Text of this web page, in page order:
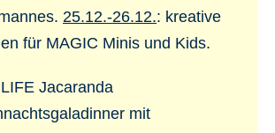
25.12.-26.12.: kreative
für MAGIC Minis und Kids.
Jacaranda
mit